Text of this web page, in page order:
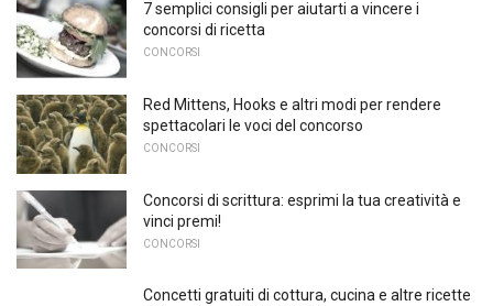
7 semplici consigli per aiutarti a vincere i
concorsi di ricetta
CONCORSI
Red Mittens, Hooks e altri modi per rendere
spettacolari le voci del concorso
CONCORSI
Concorsi di scrittura: esprimi la tua creatività e
vinci premi!
CONCORSI
Concetti gratuiti di cottura, cucina e altre ricette